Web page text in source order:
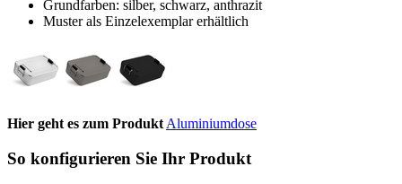
Grundfarben: silber, schwarz, anthrazit
Muster als Einzelexemplar erhältlich
Hier geht es zum ProduktAluminiumdose
So konfigurieren Sie Ihr Produkt